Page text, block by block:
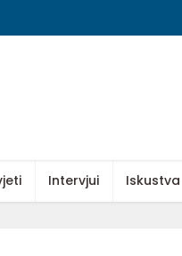
Intervjui Iskustva